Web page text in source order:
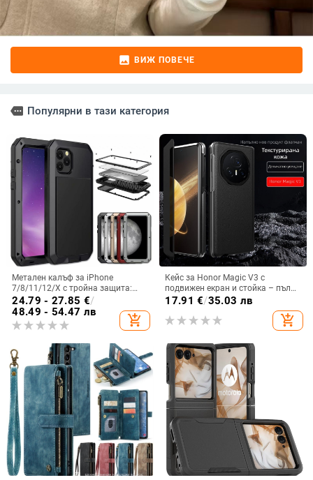
image ВИЖ ПОВЕЧЕ
more Популярни в тази категория
Метален калъф за iPhone
7/8/11/12/X с тройна защита:
удароустойчив, прахоустойчив и
запечатан
24.79 - 27.85 €/
48.49 - 54.47 лв
add_shopping_cart
Кейс за Honor Magic V3 с
подвижен екран и стойка – пълна
защита, удароустойчив, против
имитационна кожа, прецизна
17.91 €/35.03 лв
add_shopping_cart